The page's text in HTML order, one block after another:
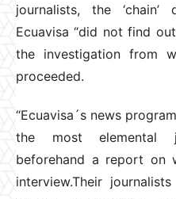
journalists, the
Ecuavisa “did not find
the investigation from
proceeded.
“Ecuavisa´s news
the most elemental
beforehand a report on
interview.Their